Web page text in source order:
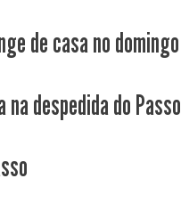
de casa no domingo
despedida do Passo